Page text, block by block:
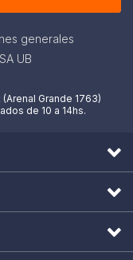
generales
UB
(Arenal Grande 1763)
de 10 a 14hs.